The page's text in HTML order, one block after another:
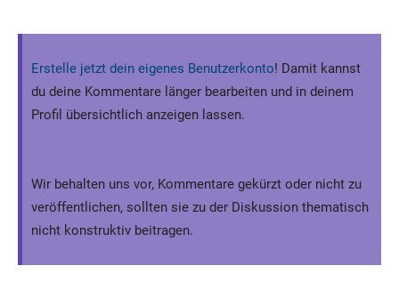
Erstelle jetzt dein eigenes Benutzerkonto! Damit kannst
du deine Kommentare länger bearbeiten und in deinem
Profil übersichtlich anzeigen lassen.
Wir behalten uns vor, Kommentare gekürzt oder nicht zu
veröffentlichen, sollten sie zu der Diskussion thematisch
nicht konstruktiv beitragen.